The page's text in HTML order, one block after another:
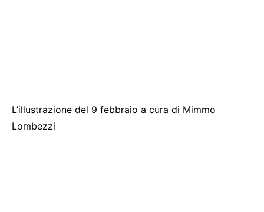
L’illustrazione del 9 febbraio a cura di Mimmo
Lombezzi